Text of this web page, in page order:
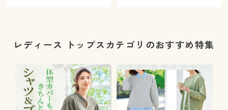
レディース トップスカテゴリのおすすめ特集